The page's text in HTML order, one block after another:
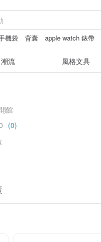
機袋 背囊 apple watch 錶帶
流 風格文具
館
(0)